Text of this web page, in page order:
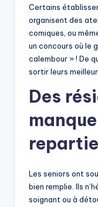
Certains
organisent des
comiques, ou
un concours où le
calembour » ! De
sortir leurs
Des
repartie
Les seniors ont
bien remplie. Ils
soignant ou à